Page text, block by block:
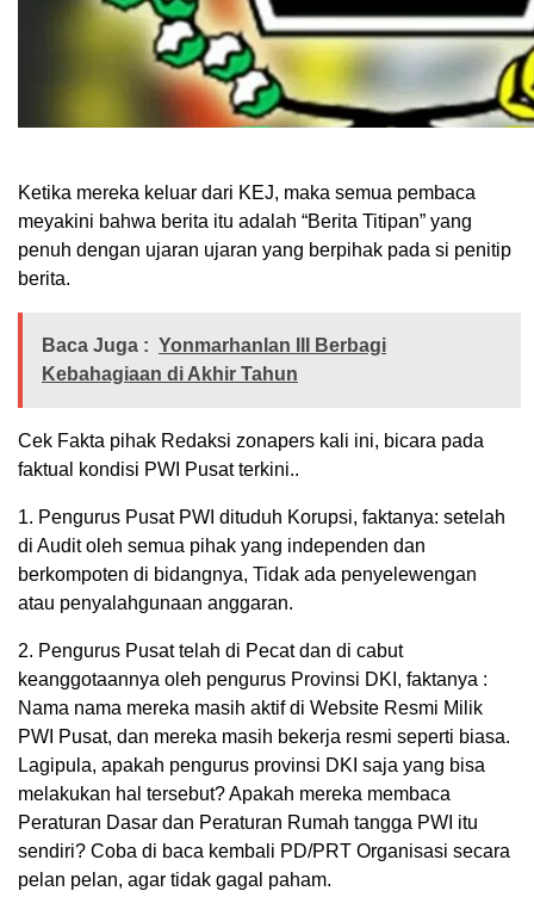
Ketika mereka keluar dari KEJ, maka semua pembaca
meyakini bahwa berita itu adalah “Berita Titipan” yang
penuh dengan ujaran ujaran yang berpihak pada si penitip
berita.
Baca Juga : Yonmarhanlan III Berbagi
Kebahagiaan di Akhir Tahun
Cek Fakta pihak Redaksi zonapers kali ini, bicara pada
faktual kondisi PWI Pusat terkini..
1. Pengurus Pusat PWI dituduh Korupsi, faktanya: setelah
di Audit oleh semua pihak yang independen dan
berkompoten di bidangnya, Tidak ada penyelewengan
atau penyalahgunaan anggaran.
2. Pengurus Pusat telah di Pecat dan di cabut
keanggotaannya oleh pengurus Provinsi DKI, faktanya :
Nama nama mereka masih aktif di Website Resmi Milik
PWI Pusat, dan mereka masih bekerja resmi seperti biasa.
Lagipula, apakah pengurus provinsi DKI saja yang bisa
melakukan hal tersebut? Apakah mereka membaca
Peraturan Dasar dan Peraturan Rumah tangga PWI itu
sendiri? Coba di baca kembali PD/PRT Organisasi secara
pelan pelan, agar tidak gagal paham.